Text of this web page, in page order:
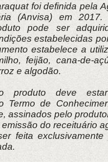
foi definida pela
(Anvisa) em
pode ser
estabelecidas
estabelece a
feijão, cana-de-
e algodão.
produto deve estar
Termo de
assinados pelo
do receituário
feita